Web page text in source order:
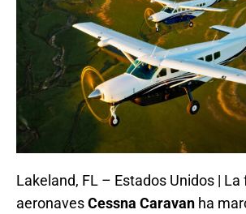
Lakeland, FL – Estados Unidos | La
aeronavesCessna Caravan ha